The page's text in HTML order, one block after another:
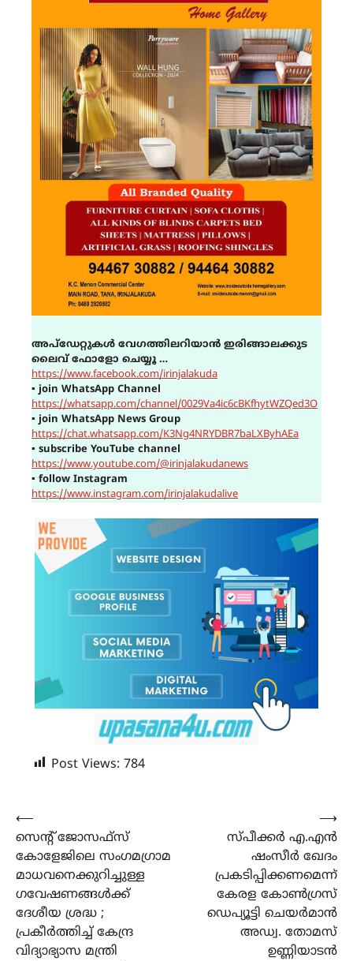
അപ്ഡേറ്റുകൾ വേഗത്തിലറിയാൻ ഇരിങ്ങാലക്കുട
ലൈവ് ഫോളോ ചെയ്യൂ …
https://www.facebook.com/irinjalakuda
▪ join WhatsApp Channel
https://whatsapp.com/channel/0029Va4ic6cBKfhytWZQed3O
▪ join WhatsApp News Group
https://chat.whatsapp.com/K3Ng4NRYDBR7baLXByhAEa
▪ subscribe YouTube channel
https://www.youtube.com/@irinjalakudanews
▪ follow Instagram
https://www.instagram.com/irinjalakudalive
Post Views: 784
Post
navigation
⟵
സെന്റ് ജോസഫ്സ്
കോളേജിലെ സംഗമഗ്രാമ
മാധവനെക്കുറിച്ചുള്ള
ഗവേഷണങ്ങൾക്ക്
ദേശീയ ശ്രദ്ധ ;
പ്രകീർത്തിച്ച് കേന്ദ്ര
വിദ്യാഭ്യാസ മന്ത്രി
സ്പീക്കർ എ.എൻ
ഷംസീർ ഖേദം
പ്രകടിപ്പിക്കണമെന്ന്
കേരള കോൺഗ്രസ്
ഡെപ്യൂട്ടി ചെയർമാൻ
അഡ്വ. തോമസ്
ഉണ്ണിയാടൻ
⟶